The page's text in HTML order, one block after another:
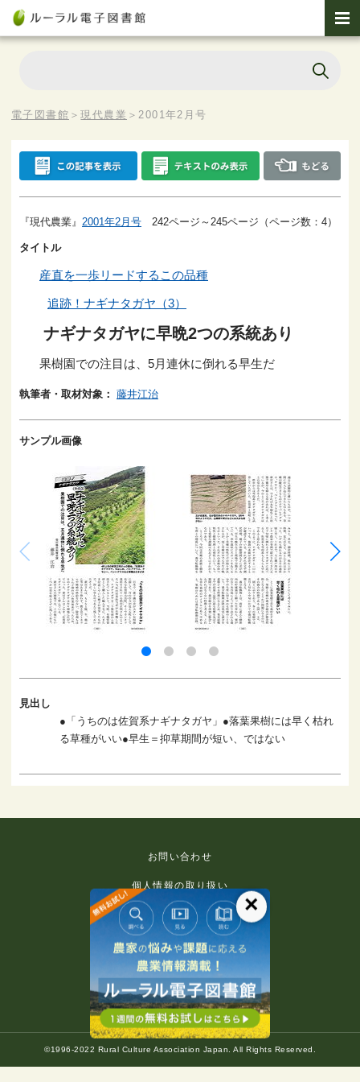
電子図書館 ＞現代農業 ＞2001年2月号
『現代農業』 2001年2月号 242ページ～245ページ（ページ数：4）
タイトル
産直を一歩リードするこの品種
追跡！ナギナタガヤ（3）
ナギナタガヤに早晩2つの系統あり
果樹園での注目は、5月連休に倒れる早生だ
執筆者・取材対象： 藤井江治
サンプル画像
見出し
●「うちのは佐賀系ナギナタガヤ」●落葉果樹には早く枯れ
る草種がいい●早生＝抑草期間が短い、ではない
お問い合わせ
個人情報の取り扱い
免責事項
利用規約
推奨環境
著作権等について
©1996-2022 Rural Culture Association Japan. All Rights Reserved.
×